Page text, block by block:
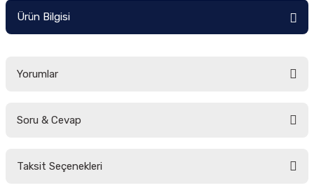
Ürün Bilgisi
Yorumlar
Soru & Cevap
Taksit Seçenekleri